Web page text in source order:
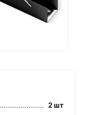
2 шт